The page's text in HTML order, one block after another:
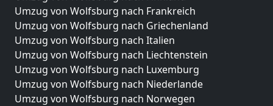
Umzug von Wolfsburg nach Frankreich
Umzug von Wolfsburg nach Griechenland
Umzug von Wolfsburg nach Italien
Umzug von Wolfsburg nach Liechtenstein
Umzug von Wolfsburg nach Luxemburg
Umzug von Wolfsburg nach Niederlande
Umzug von Wolfsburg nach Norwegen